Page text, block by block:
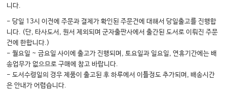
니다.
- 당일 13시 이전에 주문과 결제가 확인된 주문건에 대해서 당일출고를 진행합
니다. (단, 타사도서, 원서 제외되며 군자출판사에서 출간된 도서로 이뤄진 주문
건에 한합니다.)
- 월요일 ~ 금요일 사이에 출고가 진행되며, 토요일과 일요일, 연휴기간에는 배
송업무가 없으므로 구매에 참고 바랍니다.
- 도서수령일의 경우 제품이 출고된 후 하루에서 이틀정도 추가되며, 배송시간
은 안내가 어렵습니다.